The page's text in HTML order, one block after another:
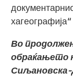
Во
обраќањето
Сиљановска-